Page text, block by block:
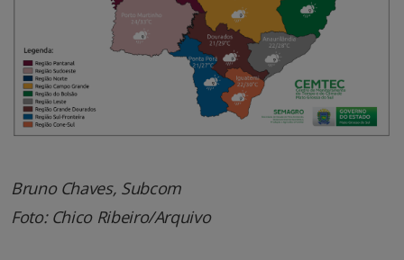
Bruno Chaves, Subcom
Foto: Chico Ribeiro/Arquivo